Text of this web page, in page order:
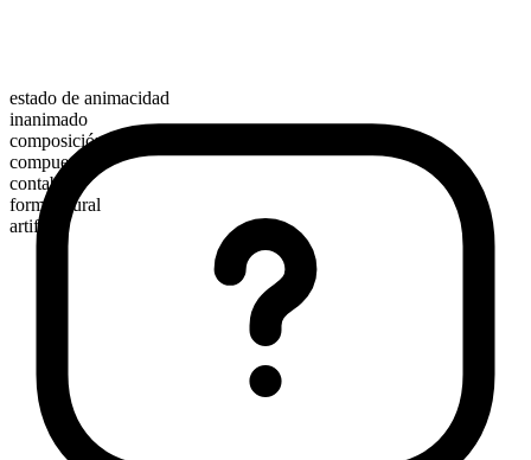
estado de animacidad
inanimado
composición morfológica
compuesto
contable
forma plural
artifacts